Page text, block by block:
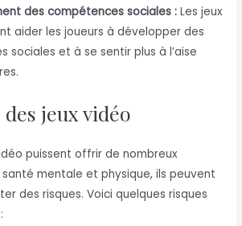
des compétences sociales : Les jeux
aider les joueurs à développer des
sociales et à se sentir plus à l’aise
jeux vidéo
puissent offrir de nombreux
mentale et physique, ils peuvent
des risques. Voici quelques risques